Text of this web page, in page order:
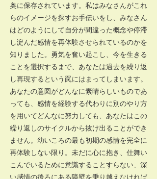
奥に保存されています。私はみなさんがこれ
らのイメージを探すお手伝いをし、みなさん
はどのようにして自分が間違った概念や停滞
し淀んだ感情を再体験させられているのかを
知りました。勇気を奮い起こし、今を生きる
ことを選択するまで、あなたは過去を繰り返
し再現するという罠にはまってしまいます。
あなたの意図がどんなに素晴らしいものであ
っても、感情を経験する代わりに別のやり方
を用いてどんなに努力しても、あなたはこの
繰り返しのサイクルから抜け出ることができ
ません。幼いころの最も初期の感情を完全に
再体験しない限り。未だに心に抱き、仕舞い
こんでいるために意識することすらない、深
い感情の後ろにある障壁を乗り越えなければ